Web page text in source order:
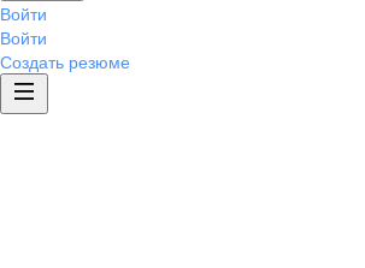
Войти
Войти
Создать резюме